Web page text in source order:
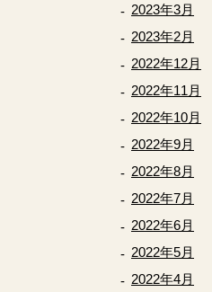
2023年3月
2023年2月
2022年12月
2022年11月
2022年10月
2022年9月
2022年8月
2022年7月
2022年6月
2022年5月
2022年4月